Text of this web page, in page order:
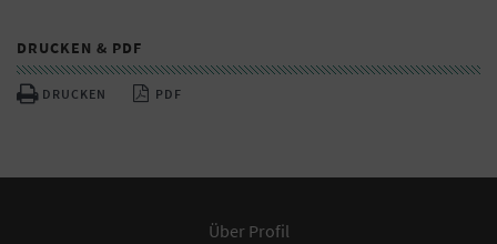
DRUCKEN & PDF
DRUCKEN PDF
Über Profil